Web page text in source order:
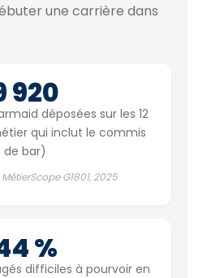
une carrière dans
920
déposées sur les 12
qui inclut le commis
de bar)
G1801, 2025
%
difficiles à pourvoir en